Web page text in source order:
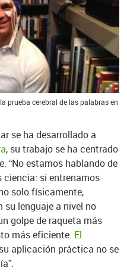
prueba cerebral de las palabras en
se ha desarrollado a
, su trabajo se ha centrado
“No estamos hablando de
ciencia: si entrenamos
solo físicamente,
lenguaje a nivel no
golpe de raqueta más
más eficiente. El
aplicación práctica no se